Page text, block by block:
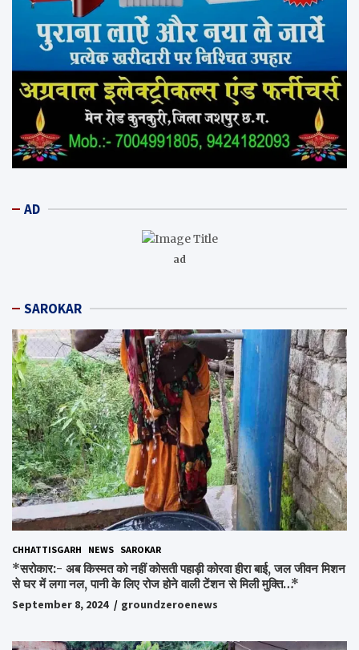
AD
ad
SAROKAR
CHHATTISGARH NEWS SAROKAR
*सरोकार:- अब किस्मत को नहीं कोसती पहाड़ी कोरवा हीरा बाई, जल जीवन मिशन
से घर में लगा नल, पानी के लिए रोज होने वाली टेंशन से मिली मुक्ति…*
September 8, 2024 groundzeroenews